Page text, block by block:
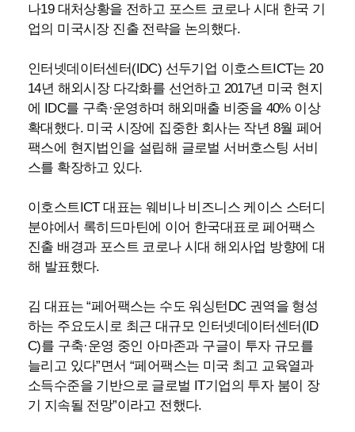
나19 대처상황을 전하고 포스트 코로나 시대 한국 기
업의 미국시장 진출 전략을 논의했다.
인터넷데이터센터(IDC) 선두기업 이호스트ICT는 20
14년 해외시장 다각화를 선언하고 2017년 미국 현지
에 IDC를 구축·운영하며 해외매출 비중을 40% 이상
확대했다. 미국 시장에 집중한 회사는 작년 8월 페어
팩스에 현지법인을 설립해 글로벌 서버호스팅 서비
스를 확장하고 있다.
이호스트ICT 대표는 웨비나 비즈니스 케이스 스터디
분야에서 록히드마틴에 이어 한국대표로 페어팩스
진출 배경과 포스트 코로나 시대 해외사업 방향에 대
해 발표했다.
김 대표는 “페어팩스는 수도 워싱턴DC 권역을 형성
하는 주요도시로 최근 대규모 인터넷데이터센터(ID
C)를 구축·운영 중인 아마존과 구글이 투자 규모를
늘리고 있다”면서 “페어팩스는 미국 최고 교육열과
소득수준을 기반으로 글로벌 IT기업의 투자 붐이 장
기 지속될 전망”이라고 전했다.